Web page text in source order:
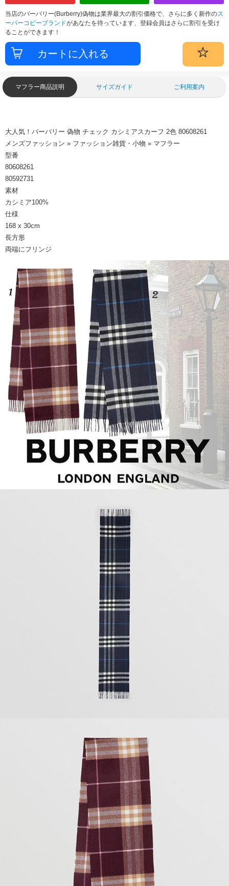
当店のバーバリー(Burberry)偽物は業界最大の割引価格で、さらに多く新作のス
ーパーコピーブランドがあなたを待っています、登録会員はさらに割引を受け
ることができます！
マフラー商品説明 サイズガイド ご利用案内
大人気！バーバリー 偽物 チェック カシミアスカーフ 2色 80608261
メンズファッション » ファッション雑貨・小物 » マフラー
型番
80608261
80592731
素材
カシミア100%
仕様
168 x 30cm
長方形
両端にフリンジ